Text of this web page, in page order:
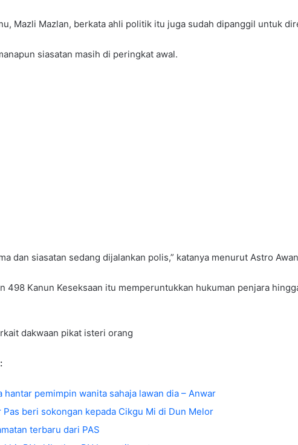
Mazli Mazlan, berkata ahli politik itu juga sudah dipanggil untuk
siasatan masih di peringkat awal.
dan siasatan sedang dijalankan polis,” katanya menurut Astro
498 Kanun Keseksaan itu memperuntukkan hukuman penjara
dakwaan pikat isteri orang
hantar pemimpin wanita sahaja lawan dia – Anwar
Pas beri sokongan kepada Cikgu Mi di Dun Melor
terbaru dari PAS